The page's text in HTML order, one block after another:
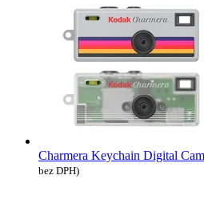
Charmera Keychain Digital
bez DPH)